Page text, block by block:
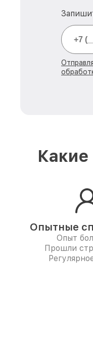
Опытные
Опыт
Прошли